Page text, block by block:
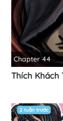
Chapter 44
Thích Khách
2 tuần trước